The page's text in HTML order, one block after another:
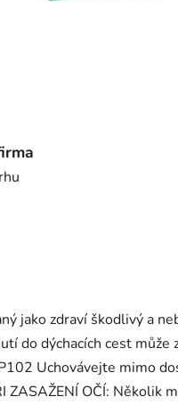
jako zdraví škodlivý a
do dýchacích cest
Uchovávejte mimo
OČÍ: Několik